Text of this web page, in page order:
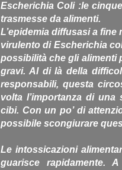
Escherichia Coli :le
trasmesse da alimenti.
L’epidemia diffusasi a
virulento di Escherichia
possibilità che gli alimenti
gravi. Al di là della
responsabili, questa
volta l’importanza di una
cibi. Con un po’ di
possibile scongiurare
Le intossicazioni
guarisce rapidamente.